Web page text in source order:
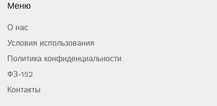
Меню
О нас
Условия использования
Политика конфиденциальности
ФЗ-152
Контакты